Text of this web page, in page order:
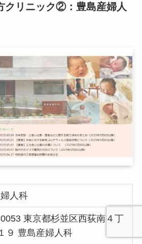
クリニック②：豊島産婦人
人科
東京都杉並区西荻南４丁
９ 豊島産婦人科